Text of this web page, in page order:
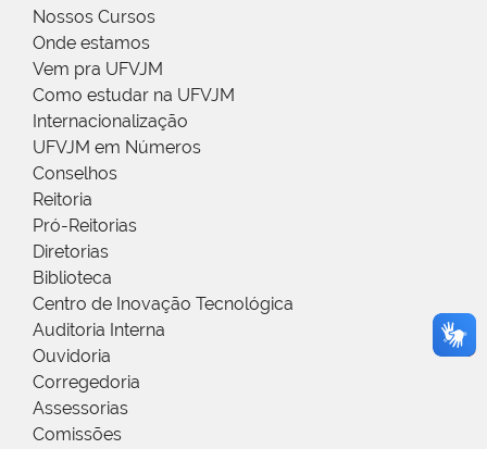
Nossos Cursos
Onde estamos
Vem pra UFVJM
Como estudar na UFVJM
Internacionalização
UFVJM em Números
Conselhos
Reitoria
Pró-Reitorias
Diretorias
Biblioteca
Centro de Inovação Tecnológica
Auditoria Interna
Ouvidoria
Corregedoria
Assessorias
Comissões